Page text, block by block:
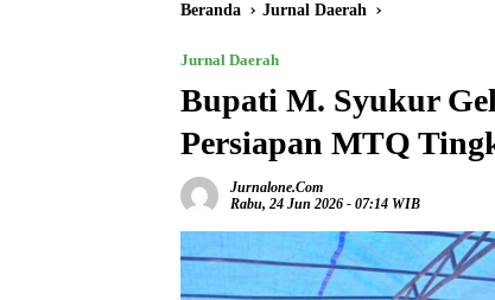
Beranda Jurnal Daerah
Jurnal Daerah
Bupati M. Syukur
Persiapan MTQ
Jurnalone.com
Rabu, 24 Jun 2026 - 07:14 WIB